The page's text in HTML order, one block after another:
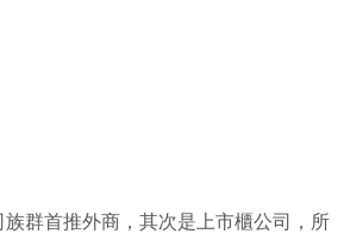
群首推外商，其次是上市櫃公司，所